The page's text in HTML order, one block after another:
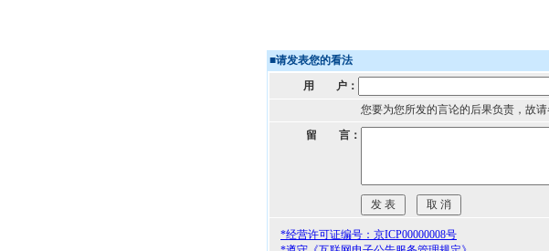
■请发表您的看法
用 户：
您要为您所发的言论的后果负责，故
留 言：
*经营许可证编号：京ICP00000008号